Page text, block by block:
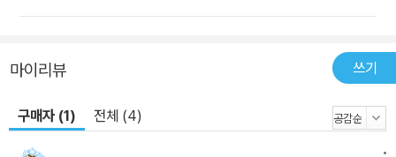
마이리뷰 쓰기
구매자 (1) 전체 (4)